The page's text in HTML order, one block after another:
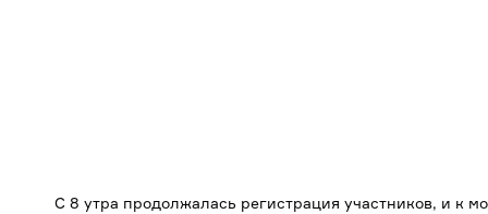
С 8 утра продолжалась регистрация участников, и к